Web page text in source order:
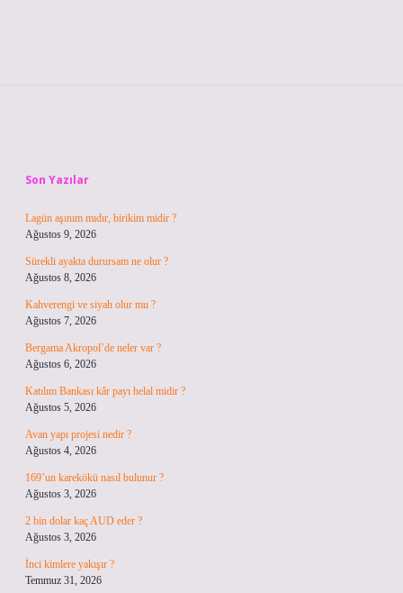
Son Yazılar
Lagün aşınım mıdır, birikim midir ?
Ağustos 9, 2026
Sürekli ayakta durursam ne olur ?
Ağustos 8, 2026
Kahverengi ve siyah olur mu ?
Ağustos 7, 2026
Bergama Akropol’de neler var ?
Ağustos 6, 2026
Katılım Bankası kâr payı helal midir ?
Ağustos 5, 2026
Avan yapı projesi nedir ?
Ağustos 4, 2026
169’un karekökü nasıl bulunur ?
Ağustos 3, 2026
2 bin dolar kaç AUD eder ?
Ağustos 3, 2026
İnci kimlere yakışır ?
Temmuz 31, 2026